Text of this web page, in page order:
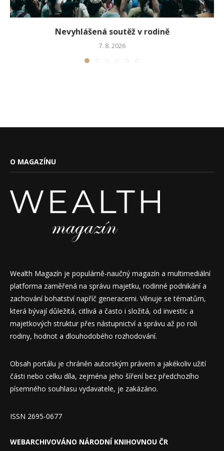
Nevyhlášená soutěž v rodině
7. 8. 2026
O MAGAZÍNU
Wealth Magazín je populárně-naučný magazín a multimediální
platforma zaměřená na správu majetku, rodinné podnikání a
zachování bohatství napříč generacemi. Věnuje se tématům,
která bývají důležitá, citlivá a často i složitá, od investic a
majetkových struktur přes nástupnictví a správu až po roli
rodiny, hodnot a dlouhodobého rozhodování.
Obsah portálu je chráněn autorským právem a jakékoliv užití
části nebo celku díla, zejména jeho šíření bez předchozího
písemného souhlasu vydavatele, je zakázáno.
ISSN 2695-0677
WEBARCHIVOVÁNO NÁRODNÍ KNIHOVNOU ČR